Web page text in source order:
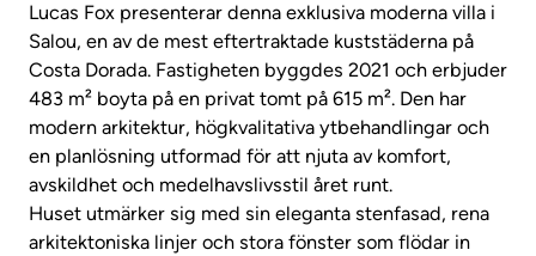
Lucas Fox presenterar denna exklusiva moderna villa i
Salou, en av de mest eftertraktade kuststäderna på
Costa Dorada. Fastigheten byggdes 2021 och erbjuder
483 m² boyta på en privat tomt på 615 m². Den har
modern arkitektur, högkvalitativa ytbehandlingar och
en planlösning utformad för att njuta av komfort,
avskildhet och medelhavslivsstil året runt.
Huset utmärker sig med sin eleganta stenfasad, rena
arkitektoniska linjer och stora fönster som flödar in